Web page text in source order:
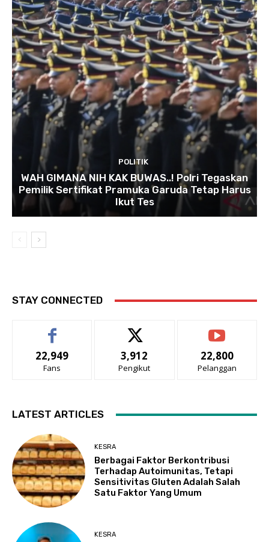
POLITIK
WAH GIMANA NIH KAK BUWAS..! Polri Tegaskan
Pemilik Sertifikat Pramuka Garuda Tetap Harus
Ikut Tes
STAY CONNECTED
22,949
Fans
3,912
Pengikut
22,800
Pelanggan
LATEST ARTICLES
KESRA
Berbagai Faktor Berkontribusi
Terhadap Autoimunitas, Tetapi
Sensitivitas Gluten Adalah Salah
Satu Faktor Yang Umum
KESRA